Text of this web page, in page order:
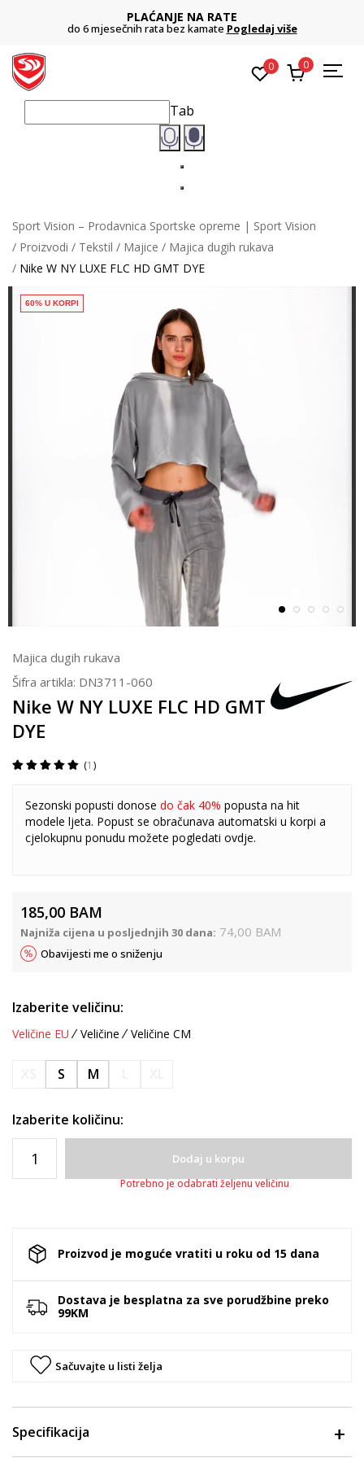
PLAĆANJE NA RATE
do 6 mjesečnih rata bez kamate Pogledaj više
0 0
Tab
Sport Vision – Prodavnica Sportske opreme | Sport Vision
Proizvodi
Tekstil Majice
Majica dugih rukava
Nike W NY LUXE FLC HD GMT DYE
60% U KORPI
Majica dugih rukava
Šifra artikla: DN3711-060
Nike W NY LUXE FLC HD GMT
DYE
1
Sezonski popusti donose do čak 40% popusta na hit
modele ljeta. Popust se obračunava automatski u korpi a
cjelokupnu ponudu možete pogledati ovdje.
185,00 BAM
Najniža cijena u posljednjih 30 dana: 74,00 BAM
Obavijesti me o sniženju
Izaberite veličinu:
Veličine EU Veličine Veličine CM
S M
Izaberite količinu:
Dodaj u korpu
Potrebno je odabrati željenu veličinu
Proizvod je moguće vratiti u roku od 15 dana
Dostava je besplatna za sve porudžbine preko
99KM
Sačuvajte u listi želja
Specifikacija